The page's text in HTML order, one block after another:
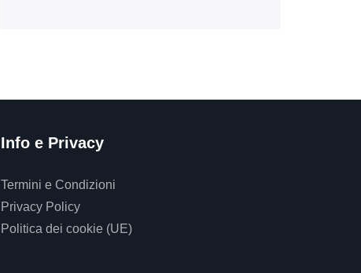
Info e Privacy
Termini e Condizioni
Privacy Policy
Politica dei cookie (UE)